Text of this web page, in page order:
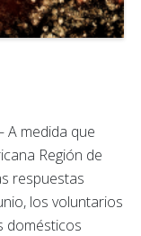
A medida que
Región de
respuestas
los voluntarios
domésticos